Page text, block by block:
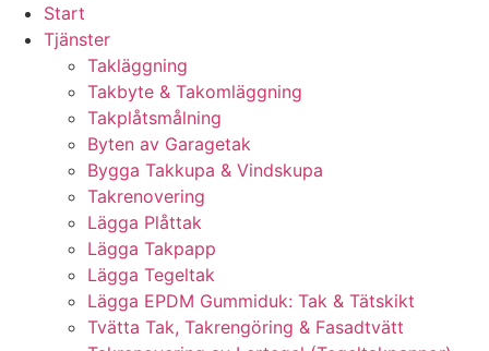
Start
Tjänster
Takläggning
Takbyte & Takomläggning
Takplåtsmålning
Byten av Garagetak
Bygga Takkupa & Vindskupa
Takrenovering
Lägga Plåttak
Lägga Takpapp
Lägga Tegeltak
Lägga EPDM Gummiduk: Tak & Tätskikt
Tvätta Tak, Takrengöring & Fasadtvätt